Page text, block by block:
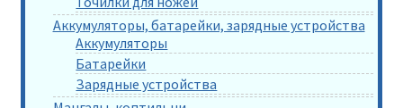
Аккумуляторы, батарейки, зарядные устройства
Аккумуляторы
Батарейки
Зарядные устройства